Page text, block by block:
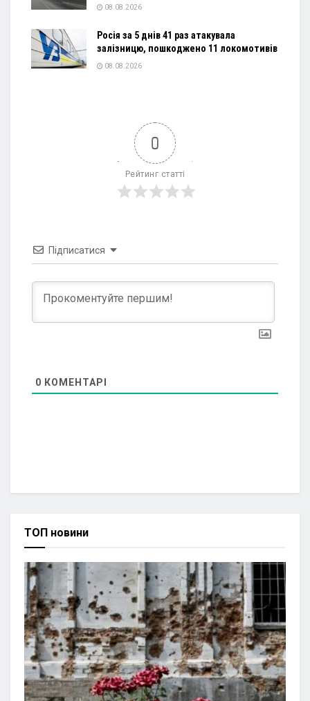
08.08.2026
Росія за 5 днів 41 раз атакувала
залізницю, пошкоджено 11 локомотивів
08.08.2026
0
Рейтинг статті
Підписатися
0 КОМЕНТАРІ
ТОП новини